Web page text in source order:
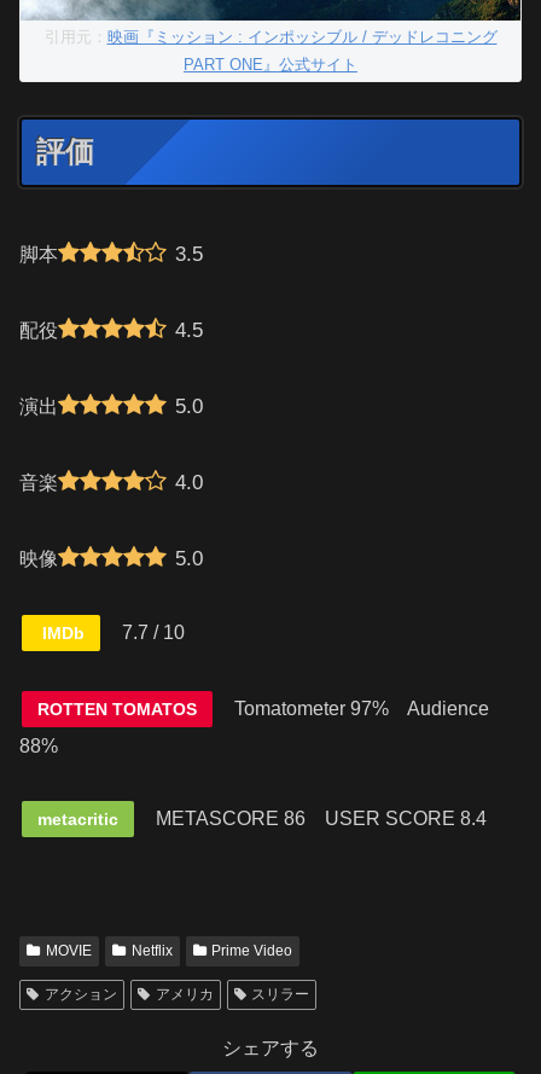
引用元： 映画『ミッション : インポッシブル / デッドレコニング
PART ONE』公式サイト
評価
脚本 3.5
配役 4.5
演出 5.0
音楽 4.0
映像 5.0
IMDb 7.7 / 10
ROTTEN TOMATOS
Tomatometer 97% Audience
88%
metacritic METASCORE 86 USER SCORE 8.4
MOVIE Netflix Prime Video
アクション アメリカ スリラー
シェアする